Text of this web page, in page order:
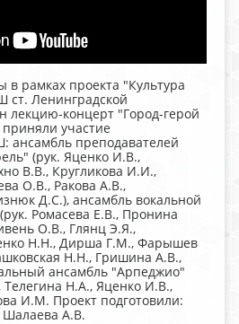
в рамках проекта "Культура
Ленинградской
лекцию-концерт "Город-герой
участие
ансамбль преподавателей
(рук. Яценко И.В.,
В.В., Кругликова И.И.,
О.В., Ракова А.В.,
Д.С.), ансамбль вокальной
Ромасева Е.В., Пронина
О.В., Глянц Э.Я.,
Н.Н., Дирша Г.М., Фарышев
Н.Н., Гришина А.В.,
ансамбль "Арпеджио"
Телегина Н.А., Яценко И.В.,
И.М. Проект подготовили:
Шалаева А.В.